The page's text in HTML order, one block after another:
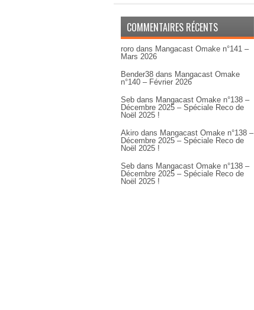
COMMENTAIRES RÉCENTS
roro dans Mangacast Omake n°141 –
Mars 2026
Bender38 dans Mangacast Omake
n°140 – Février 2026
Seb dans Mangacast Omake n°138 –
Décembre 2025 – Spéciale Reco de
Noël 2025 !
Akiro dans Mangacast Omake n°138 –
Décembre 2025 – Spéciale Reco de
Noël 2025 !
Seb dans Mangacast Omake n°138 –
Décembre 2025 – Spéciale Reco de
Noël 2025 !